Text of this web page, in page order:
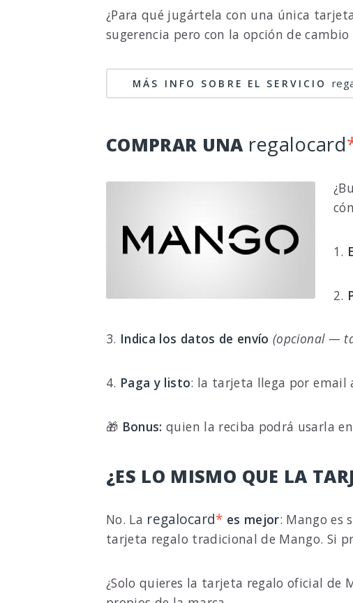
¿Para qué jugártela con una única
sugerencia pero con la opción de
MÁS INFO SOBRE EL SERVICIO
COMPRAR UNA regalocard
1.
2.
3. Indica los datos de envío (opcional —
4. Paga y listo: la tarjeta llega por email
🎁 Bonus: quien la reciba podrá usarla
¿ES LO MISMO QUE LA
No. La regalocard* es mejor: Mango es
tarjeta regalo tradicional de Mango. Si
¿Solo quieres la tarjeta regalo oficial de